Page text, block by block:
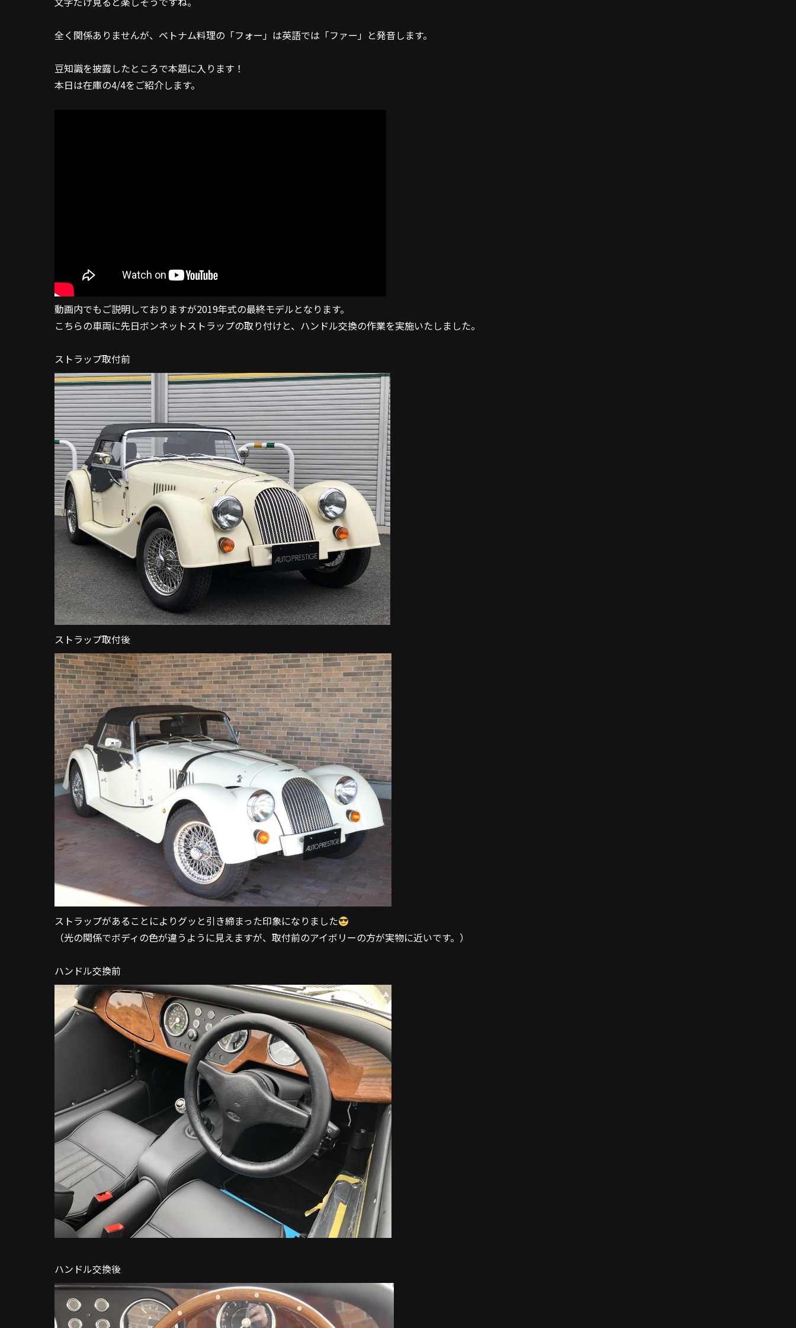
全く関係ありませんが、ベトナム料理の「フォー」は英語では「ファー」と発音します。
豆知識を披露したところで本題に入ります！
本日は在庫の4/4をご紹介します。
動画内でもご説明しておりますが2019年式の最終モデルとなります。
こちらの車両に先日ボンネットストラップの取り付けと、ハンドル交換の作業を実施いたしました。
ストラップ取付前
ストラップ取付後
ストラップがあることによりグッと引き締まった印象になりました
（光の関係でボディの色が違うように見えますが、取付前のアイボリーの方が実物に近いです。）
ハンドル交換前
ハンドル交換後